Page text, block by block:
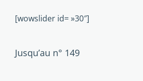
[wowslider id= »30″]
Jusqu’au n° 149